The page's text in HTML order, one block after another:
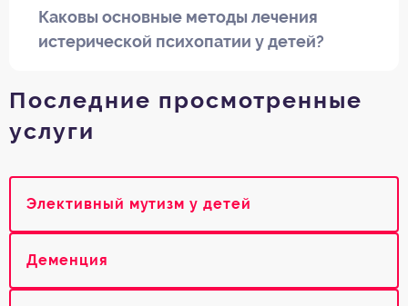
Каковы основные методы лечения
истерической психопатии у детей?
Последние просмотренные
услуги
Элективный мутизм у детей
Деменция